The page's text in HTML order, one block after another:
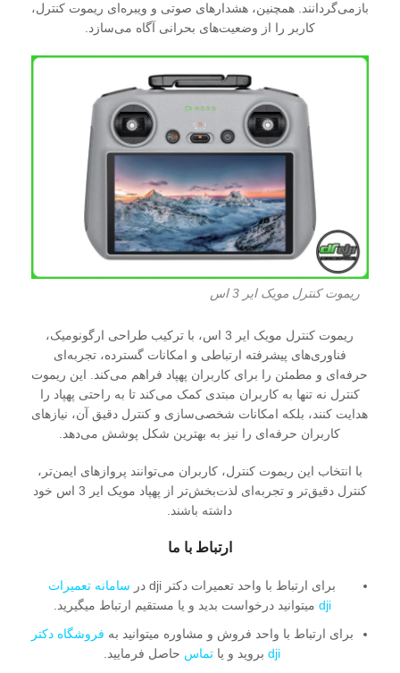
بازمی‌گردانند. همچنین، هشدارهای صوتی و ویبره‌ای ریموت کنترل،
کاربر را از وضعیت‌های بحرانی آگاه می‌سازد.
ریموت کنترل مویک ایر 3 اس
ریموت کنترل مویک ایر 3 اس، با ترکیب طراحی ارگونومیک،
فناوری‌های پیشرفته ارتباطی و امکانات گسترده، تجربه‌ای
حرفه‌ای و مطمئن را برای کاربران پهپاد فراهم می‌کند. این ریموت
کنترل نه تنها به کاربران مبتدی کمک می‌کند تا به راحتی پهپاد را
هدایت کنند، بلکه امکانات شخصی‌سازی و کنترل دقیق آن، نیازهای
کاربران حرفه‌ای را نیز به بهترین شکل پوشش می‌دهد.
با انتخاب این ریموت کنترل، کاربران می‌توانند پروازهای ایمن‌تر،
کنترل دقیق‌تر و تجربه‌ای لذت‌بخش‌تر از پهپاد مویک ایر 3 اس خود
داشته باشند.
ارتباط با ما
برای ارتباط با واحد تعمیرات دکتر dji در
سامانه تعمیرات
dji میتوانید درخواست بدید و یا مستقیم ارتباط میگیرید.
برای ارتباط با واحد فروش و مشاوره میتوانید به فروشگاه دکتر
dji بروید و یا تماس حاصل فرمایید.